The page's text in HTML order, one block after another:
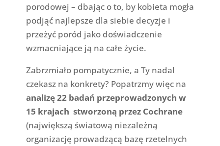
porodowej – dbając o to, by kobieta mogła
podjąć najlepsze dla siebie decyzje i
przeżyć poród jako doświadczenie
wzmacniające ją na całe życie.
Zabrzmiało pompatycznie, a Ty nadal
czekasz na konkrety? Popatrzmy więc na
analizę 22 badań przeprowadzonych w
15 krajach stworzoną przez Cochrane
(największą światową niezależną
organizację prowadzącą bazę rzetelnych